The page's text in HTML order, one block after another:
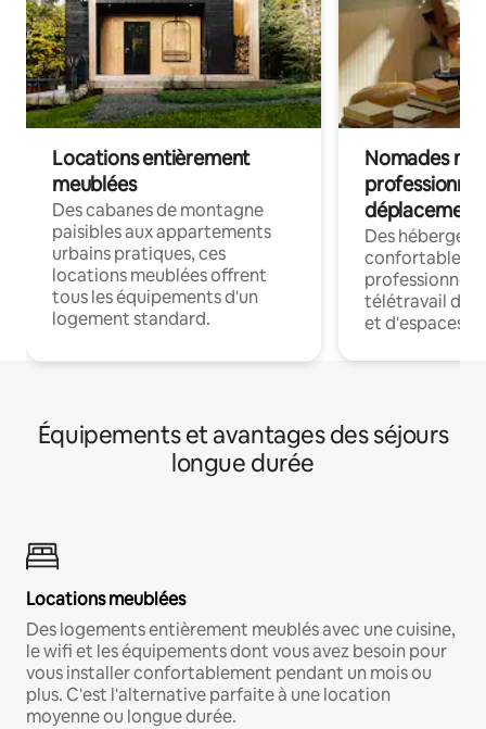
Locations entièrement
meublées
Des cabanes de montagne
paisibles aux appartements
urbains pratiques, ces
locations meublées offrent
tous les équipements d'un
logement standard.
Nomades
déplacement
Des
confortables
professionnels
télétravail
et d'espaces
Équipements et avantages des séjours
longue durée
Locations meublées
Des logements entièrement meublés avec une cuisine,
le wifi et les équipements dont vous avez besoin pour
vous installer confortablement pendant un mois ou
plus. C'est l'alternative parfaite à une location
moyenne ou longue durée.